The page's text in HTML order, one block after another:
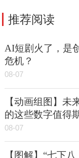
推荐阅读
AI短剧火了，是
危机？
08-07
【动画组图】未
的这些数字值得
08-07
【图解】“七下